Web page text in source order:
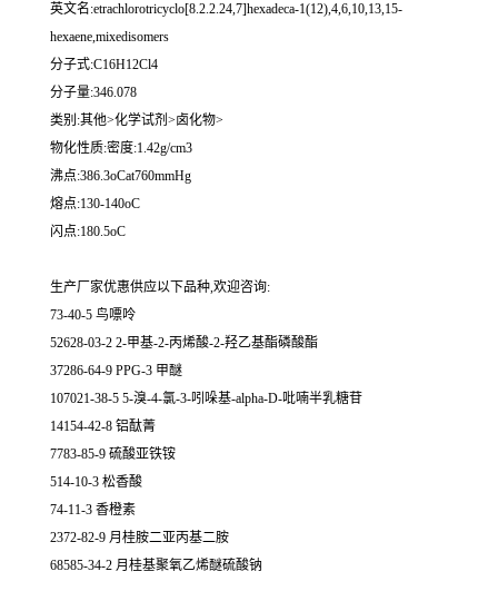
英文名:etrachlorotricyclo[8.2.2.24,7]hexadeca-1(12),4,6,10,13,15-
hexaene,mixedisomers
分子式:C16H12Cl4
分子量:346.078
类别:其他>化学试剂>卤化物>
物化性质:密度:1.42g/cm3
沸点:386.3oCat760mmHg
熔点:130-140oC
闪点:180.5oC
生产厂家优惠供应以下品种,欢迎咨询:
73-40-5 鸟嘌呤
52628-03-2 2-甲基-2-丙烯酸-2-羟乙基酯磷酸酯
37286-64-9 PPG-3 甲醚
107021-38-5 5-溴-4-氯-3-吲哚基-alpha-D-吡喃半乳糖苷
14154-42-8 铝酞菁
7783-85-9 硫酸亚铁铵
514-10-3 松香酸
74-11-3 香橙素
2372-82-9 月桂胺二亚丙基二胺
68585-34-2 月桂基聚氧乙烯醚硫酸钠